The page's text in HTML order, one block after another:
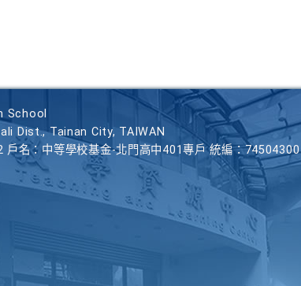
School
Dist., Tainan City, TAIWAN
名：中等學校基金-北門高中401專戶 統編：74504300